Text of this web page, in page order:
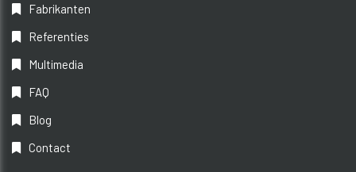
Fabrikanten
Referenties
Multimedia
FAQ
Blog
Contact